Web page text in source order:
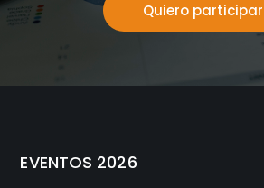
Quiero participar
EVENTOS 2026